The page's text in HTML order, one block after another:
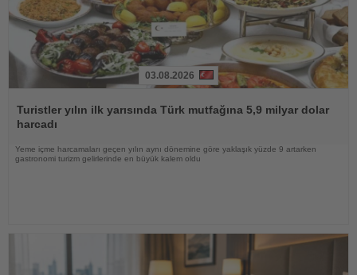
Oku
03.08.2026
Turistler yılın ilk yarısında Türk mutfağına 5,9 milyar dolar
harcadı
Yeme içme harcamaları geçen yılın aynı dönemine göre yaklaşık yüzde 9 artarken
gastronomi turizm gelirlerinde en büyük kalem oldu